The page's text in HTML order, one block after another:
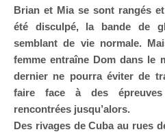
Brian et Mia se sont rangés
été disculpé, la bande de
semblant de vie normale.
femme entraîne Dom dans le
dernier ne pourra éviter de
faire face à des épreuves
rencontrées jusqu’alors.
Des rivages de Cuba au rues